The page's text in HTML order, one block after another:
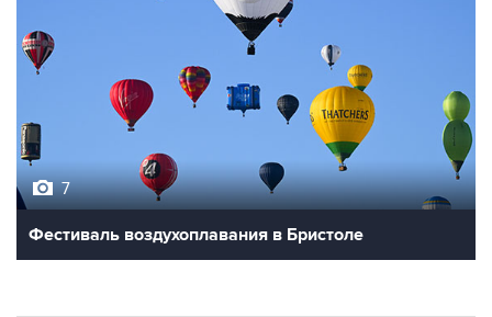
7
Фестиваль воздухоплавания в Бристоле